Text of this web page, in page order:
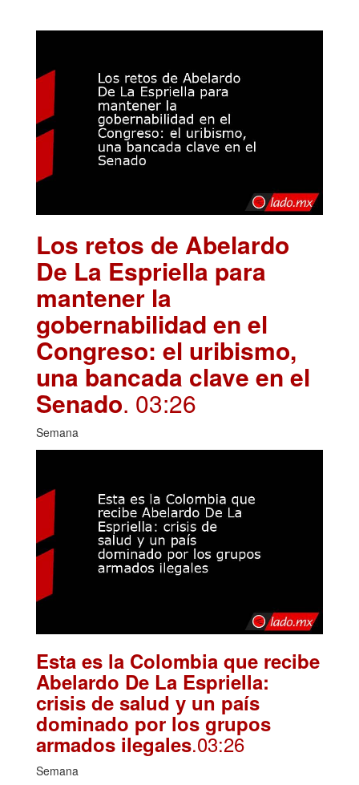
Los retos de Abelardo
De La Espriella para
mantener la
gobernabilidad en el
Congreso: el uribismo,
una bancada clave en el
Senado. 03:26
Semana
Esta es la Colombia que recibe
Abelardo De La Espriella:
crisis de salud y un país
dominado por los grupos
armados ilegales.03:26
Semana